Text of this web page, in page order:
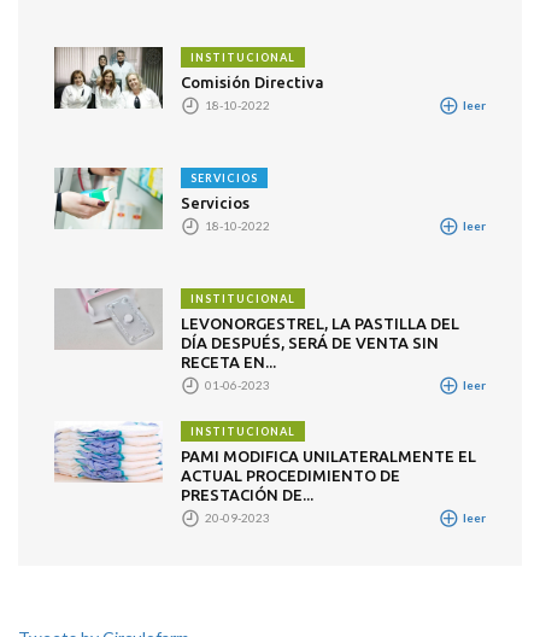
INSTITUCIONAL
Comisión Directiva
18-10-2022 leer
SERVICIOS
Servicios
18-10-2022 leer
INSTITUCIONAL
LEVONORGESTREL, LA PASTILLA DEL
DÍA DESPUÉS, SERÁ DE VENTA SIN
RECETA EN...
01-06-2023 leer
INSTITUCIONAL
PAMI MODIFICA UNILATERALMENTE EL
ACTUAL PROCEDIMIENTO DE
PRESTACIÓN DE...
20-09-2023 leer